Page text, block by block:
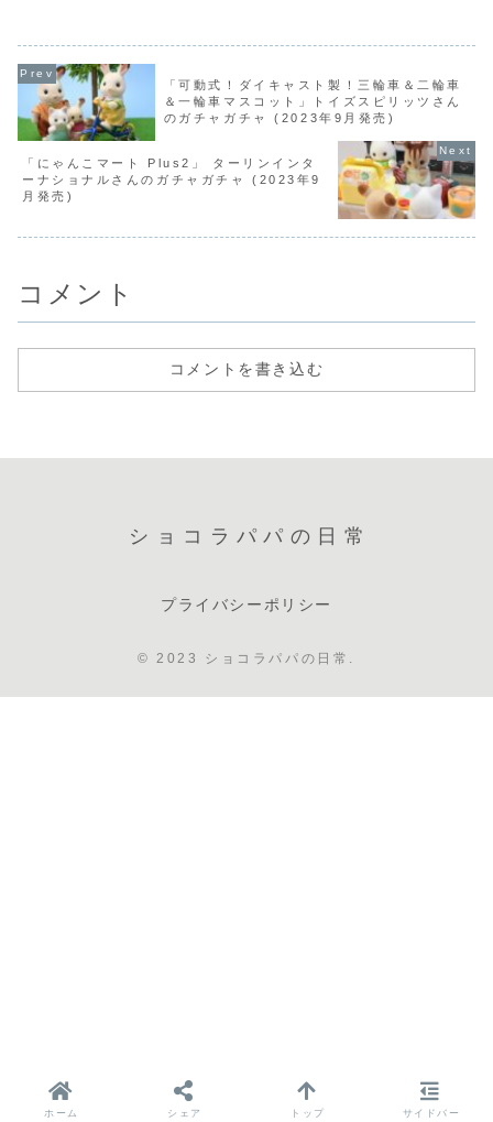
「可動式！ダイキャスト製！三輪車＆二輪車
＆一輪車マスコット」トイズスピリッツさん
のガチャガチャ (2023年9月発売)
「にゃんこマート Plus2」 ターリンインタ
ーナショナルさんのガチャガチャ (2023年9
月発売)
コメント
コメントを書き込む
ショコラパパの日常
プライバシーポリシー
© 2023 ショコラパパの日常.
ホーム シェア トップ サイドバー